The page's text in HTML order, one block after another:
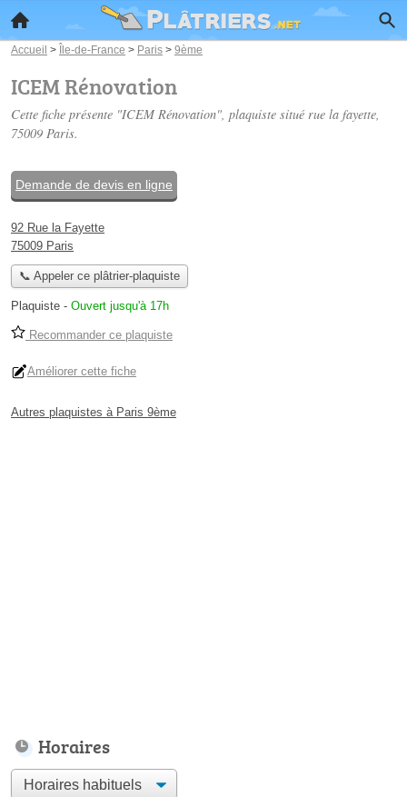
Accueil > Île-de-France > Paris > 9ème
ICEM Rénovation
Cette fiche présente "ICEM Rénovation", plaquiste situé rue la fayette,
75009 Paris.
Demande de devis en ligne
92 Rue la Fayette
75009 Paris
📞 Appeler ce plâtrier-plaquiste
Plaquiste - Ouvert jusqu'à 17h
Recommander ce plaquiste
Améliorer cette fiche
Autres plaquistes à Paris 9ème
Horaires